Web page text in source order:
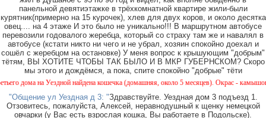
панельной девятиэтажке в трёхкомнатной квартире жили-были
курятник(примерно на 15 курочек), хлев для двух коров, и около десятка
овец.... на 4 этаже И это было не уникально!!! В маршрутном автобусе
перевозили годовалого жеребца, который со страху там же и навалял в
автобусе (кстати никто ни чего и не убрал, хозяин спокойно доехал и
сошёл с жеребцом на остановке) У меня вопрос к крышующим "добрым"
тётям, ВЫ ХОТИТЕ ЧТОБЫ ТАК БЫЛО И В МКР ГУБЕРНСКОМ? Скоро
мы этого и дождёмся, а пока, спите спокойно "добрые" тёти
дома на Уездной найдена кошечка (домашняя, около 5 месяцев). Окрас - камышовый,
"Общение ул Уездная д 3: "Здравствуйте. Уездная дом 3 подъезд 1.
Отзовитесь, пожалуйста, Алексей, неравнодушный к щенку немецкой
овчарки (у Вас есть взрослая кошка, Вы работаете в Подольске).